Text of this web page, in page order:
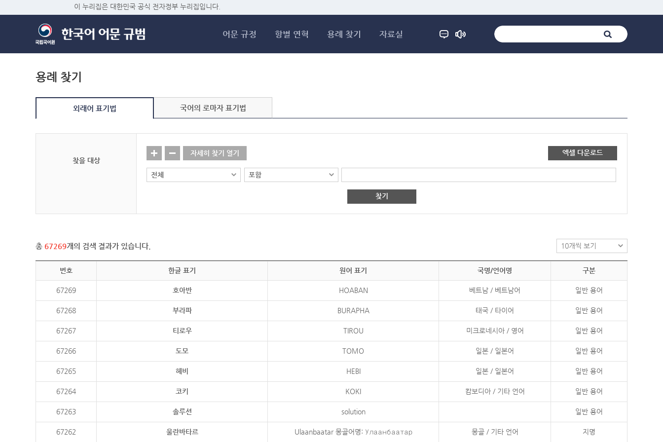
이 누리집은 대한민국 공식 전자정부 누리집입니다.
어문 규정 항별 연혁 용례 찾기 자료실
용례 찾기
외래어 표기법 국어의 로마자 표기법
찾을 대상
자세히 찾기 열기 엑셀 다운로드
찾기
총 67269개의 검색 결과가 있습니다.
번호 한글 표기 원어 표기 국명/언어명 구분
67269 호아반 HOABAN 베트남 / 베트남어 일반 용어
67268 부라파 BURAPHA 태국 / 타이어 일반 용어
67267 티로우 TIROU 미크로네시아 / 영어 일반 용어
67266 도모 TOMO 일본 / 일본어 일반 용어
67265 헤비 HEBI 일본 / 일본어 일반 용어
67264 코키 KOKI 캄보디아 / 기타 언어 일반 용어
67263 솔루션 solution 일반 용어
67262 울란바타르 Ulaanbaatar 몽골어명: Улаанбаатар 몽골 / 기타 언어 지명